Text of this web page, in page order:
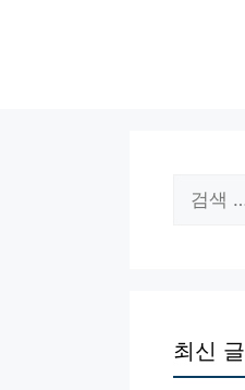
색:
최신 글